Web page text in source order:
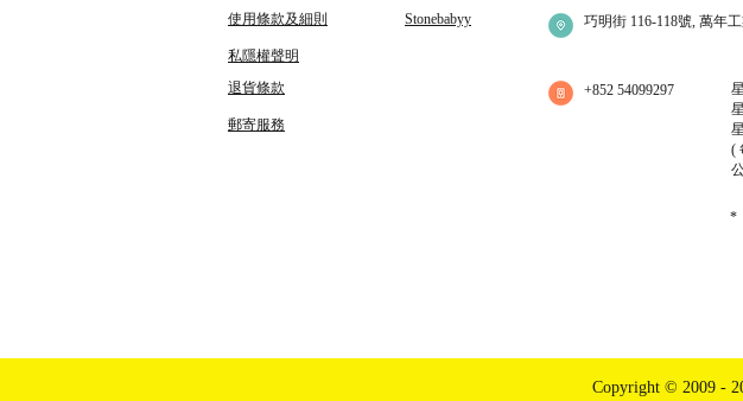
使用條款及細則 巧明街 116-118號, 萬年
Stonebabyy
私隱權聲明
退貨條款
郵寄服務
+852 54099297
(
​*
Copyright © 2009 -